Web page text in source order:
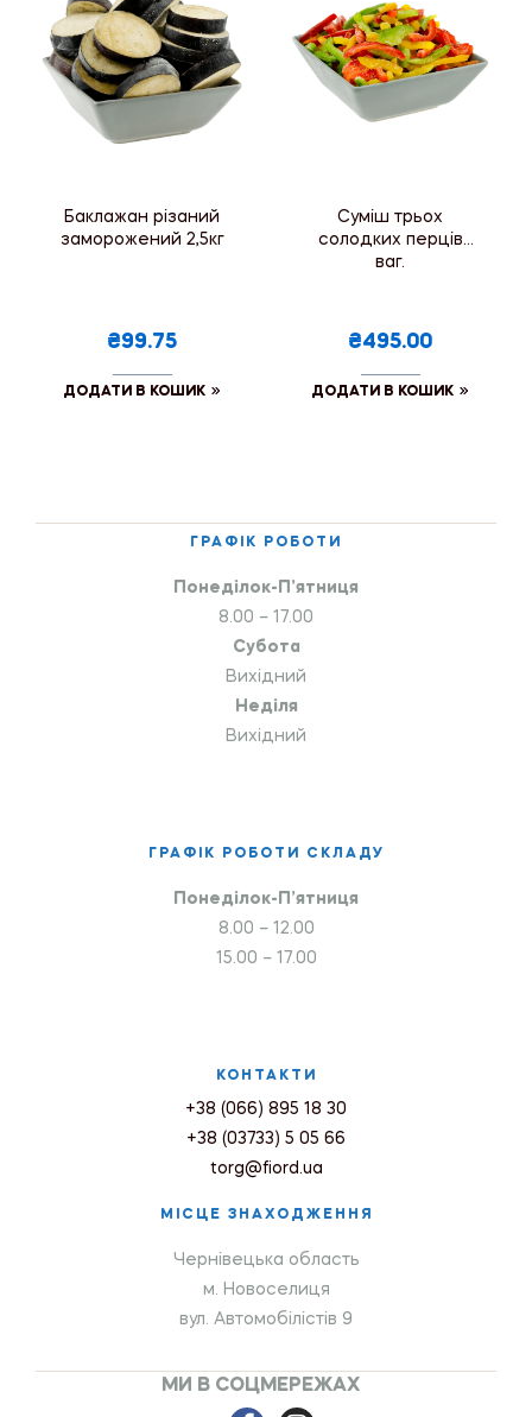
Баклажан різаний
заморожений 2,5кг
₴99.75
ДОДАТИ В КОШИК
Суміш трьох
солодких перців
ваг.
₴495.00
ДОДАТИ В КОШИК
ГРАФІК РОБОТИ
Понеділок-П’ятниця
8.00 – 17.00
Субота
Вихідний
Неділя
Вихідний
ГРАФІК РОБОТИ СКЛАДУ
Понеділок-П’ятниця
8.00 – 12.00
15.00 – 17.00
КОНТАКТИ
+38 (066) 895 18 30
+38 (03733) 5 05 66
torg@fiord.ua
МІСЦЕ ЗНАХОДЖЕННЯ
Чернівецька область
м. Новоселиця
вул. Автомобілістів 9
МИ В СОЦМЕРЕЖАХ